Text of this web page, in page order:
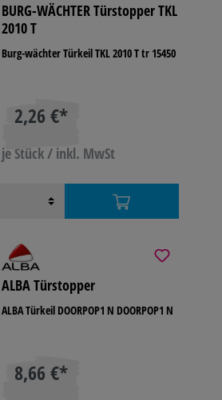
BURG-WÄCHTER Türstopper TKL
2010 T
Burg-wächter Türkeil TKL 2010 T tr 15450
2,26 €*
je Stück / inkl. MwSt
ALBA Türstopper
ALBA Türkeil DOORPOP1 N DOORPOP1 N
8,66 €*